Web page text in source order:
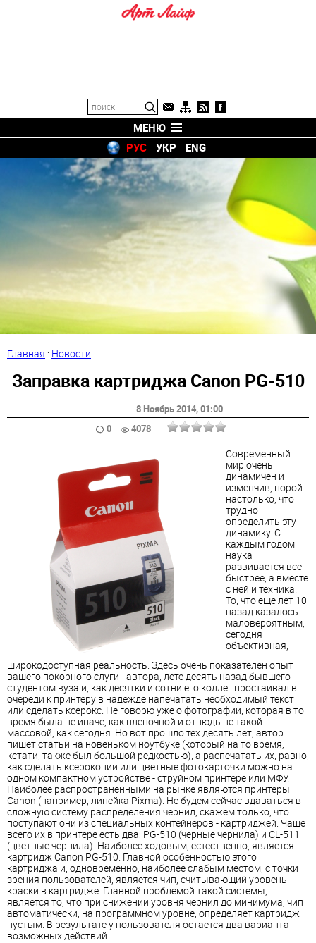
МЕНЮ
РУС
УКР ENG
Главная : Новости
Заправка картриджа Canon PG-510
8 Ноябрь 2014, 01:00
0
4078
Современный
мир очень
динамичен и
изменчив, порой
настолько, что
трудно
определить эту
динамику. С
каждым годом
наука
развивается все
быстрее, а вместе
с ней и техника.
То, что еще лет 10
назад казалось
маловероятным,
сегодня
объективная,
широкодоступная реальность. Здесь очень показателен опыт
вашего покорного слуги - автора, лете десять назад бывшего
студентом вуза и, как десятки и сотни его коллег простаивал в
очереди к принтеру в надежде напечатать необходимый текст
или сделать ксерокс. Не говорю уже о фотографии, которая в то
время была не иначе, как пленочной и отнюдь не такой
массовой, как сегодня. Но вот прошло тех десять лет, автор
пишет статьи на новеньком ноутбуке (который на то время,
кстати, также был большой редкостью), а распечатать их, равно,
как сделать ксерокопии или цветные фотокарточки можно на
одном компактном устройстве - струйном принтере или МФУ.
Наиболее распространенными на рынке являются принтеры
Canon (например, линейка Pixma). Не будем сейчас вдаваться в
сложную систему распределения чернил, скажем только, что
поступают они из специальных контейнеров - картриджей. Чаще
всего их в принтере есть два: PG-510 (черные чернила) и CL-511
(цветные чернила). Наиболее ходовым, естественно, является
картридж Canon PG-510. Главной особенностью этого
картриджа и, одновременно, наиболее слабым местом, с точки
зрения пользователей, является чип, считывающий уровень
краски в картридже. Главной проблемой такой системы,
является то, что при снижении уровня чернил до минимума, чип
автоматически, на программном уровне, определяет картридж
пустым. В результате у пользователя остается два варианта
возможных действий: